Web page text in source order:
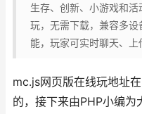
生存、创新、小游戏和
玩，无需下载，兼容多
能，玩家可实时聊天、上
mc.js网页版在线玩地址
的，接下来由PHP小编